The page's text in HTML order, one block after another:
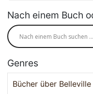
Nach einem Buch
Genres
Bücher über Belleville